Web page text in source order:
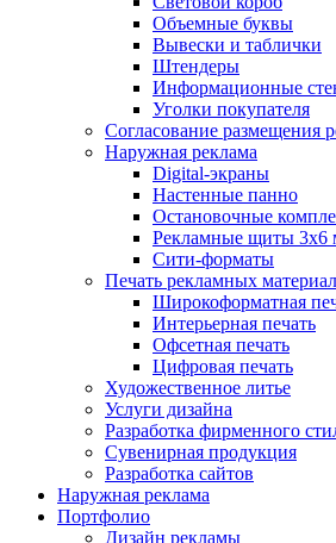
Объемные буквы
Вывески и таблички
Штендеры
Информационные
Уголки покупателя
Согласование размещения
Наружная реклама
Digital-экраны
Настенные панно
Остановочные
Рекламные щиты 3х6
Сити-форматы
Печать рекламных
Широкоформатная
Интерьерная печать
Офсетная печать
Цифровая печать
Художественное литье
Услуги дизайна
Разработка фирменного
Сувенирная продукция
Разработка сайтов
Наружная реклама
Портфолио
Дизайн рекламы